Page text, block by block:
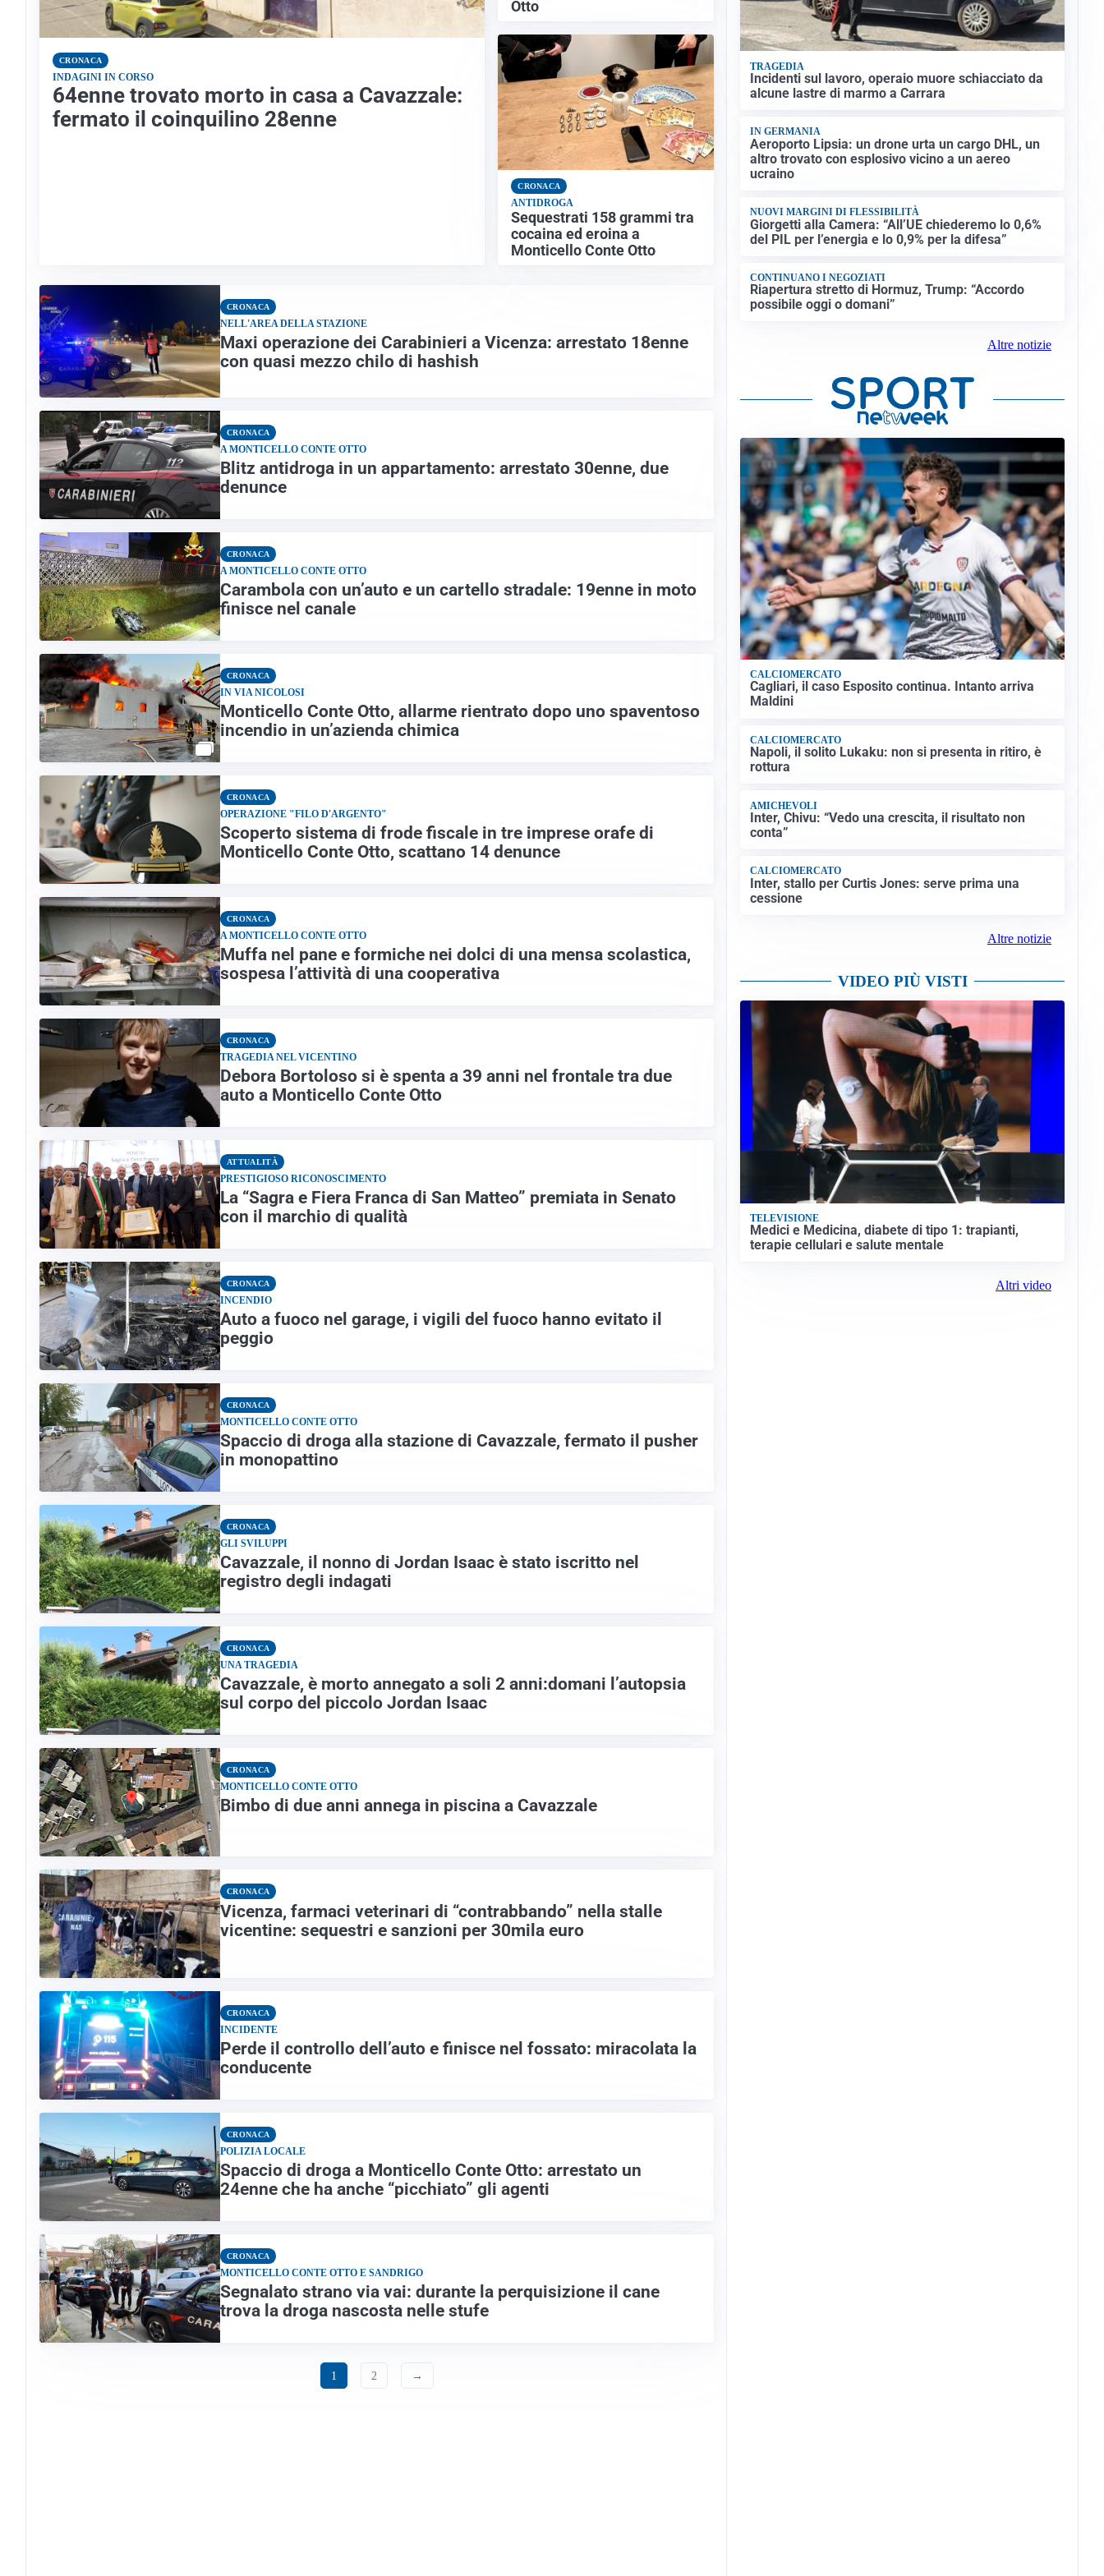
CRONACA
INDAGINI IN CORSO
64enne trovato morto in casa a Cavazzale:
fermato il coinquilino 28enne
Otto
CRONACA
ANTIDROGA
Sequestrati 158 grammi tra
cocaina ed eroina a
Monticello Conte Otto
CRONACA
NELL'AREA DELLA STAZIONE
Maxi operazione dei Carabinieri a Vicenza: arrestato 18enne
con quasi mezzo chilo di hashish
CRONACA
A MONTICELLO CONTE OTTO
Blitz antidroga in un appartamento: arrestato 30enne, due
denunce
CRONACA
A MONTICELLO CONTE OTTO
Carambola con un’auto e un cartello stradale: 19enne in moto
finisce nel canale
CRONACA
IN VIA NICOLOSI
Monticello Conte Otto, allarme rientrato dopo uno spaventoso
incendio in un’azienda chimica
CRONACA
OPERAZIONE "FILO D'ARGENTO"
Scoperto sistema di frode fiscale in tre imprese orafe di
Monticello Conte Otto, scattano 14 denunce
CRONACA
A MONTICELLO CONTE OTTO
Muffa nel pane e formiche nei dolci di una mensa scolastica,
sospesa l’attività di una cooperativa
CRONACA
TRAGEDIA NEL VICENTINO
Debora Bortoloso si è spenta a 39 anni nel frontale tra due
auto a Monticello Conte Otto
ATTUALITÀ
PRESTIGIOSO RICONOSCIMENTO
La “Sagra e Fiera Franca di San Matteo” premiata in Senato
con il marchio di qualità
CRONACA
INCENDIO
Auto a fuoco nel garage, i vigili del fuoco hanno evitato il
peggio
CRONACA
MONTICELLO CONTE OTTO
Spaccio di droga alla stazione di Cavazzale, fermato il pusher
in monopattino
CRONACA
GLI SVILUPPI
Cavazzale, il nonno di Jordan Isaac è stato iscritto nel
registro degli indagati
CRONACA
UNA TRAGEDIA
Cavazzale, è morto annegato a soli 2 anni:domani l’autopsia
sul corpo del piccolo Jordan Isaac
CRONACA
MONTICELLO CONTE OTTO
Bimbo di due anni annega in piscina a Cavazzale
CRONACA
Vicenza, farmaci veterinari di “contrabbando” nella stalle
vicentine: sequestri e sanzioni per 30mila euro
CRONACA
INCIDENTE
Perde il controllo dell’auto e finisce nel fossato: miracolata la
conducente
CRONACA
POLIZIA LOCALE
Spaccio di droga a Monticello Conte Otto: arrestato un
24enne che ha anche “picchiato” gli agenti
CRONACA
MONTICELLO CONTE OTTO E SANDRIGO
Segnalato strano via vai: durante la perquisizione il cane
trova la droga nascosta nelle stufe
1 2 →
TRAGEDIA
Incidenti sul lavoro, operaio muore schiacciato da
alcune lastre di marmo a Carrara
IN GERMANIA
Aeroporto Lipsia: un drone urta un cargo DHL, un
altro trovato con esplosivo vicino a un aereo
ucraino
NUOVI MARGINI DI FLESSIBILITÀ
Giorgetti alla Camera: “All’UE chiederemo lo 0,6%
del PIL per l’energia e lo 0,9% per la difesa”
CONTINUANO I NEGOZIATI
Riapertura stretto di Hormuz, Trump: “Accordo
possibile oggi o domani”
Altre notizie
CALCIOMERCATO
Cagliari, il caso Esposito continua. Intanto arriva
Maldini
CALCIOMERCATO
Napoli, il solito Lukaku: non si presenta in ritiro, è
rottura
AMICHEVOLI
Inter, Chivu: “Vedo una crescita, il risultato non
conta”
CALCIOMERCATO
Inter, stallo per Curtis Jones: serve prima una
cessione
Altre notizie
VIDEO PIÙ VISTI
TELEVISIONE
Medici e Medicina, diabete di tipo 1: trapianti,
terapie cellulari e salute mentale
Altri video